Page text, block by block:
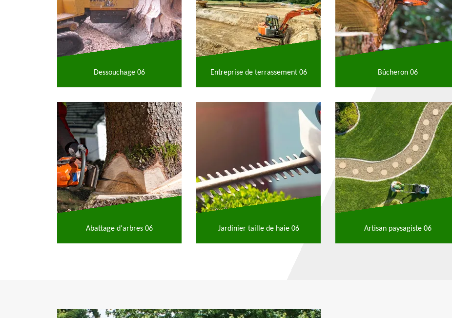
Dessouchage 06 Entreprise de terrassement 06 Bûcheron 06
Abattage d'arbres 06 Jardinier taille de haie 06 Artisan paysagiste 06